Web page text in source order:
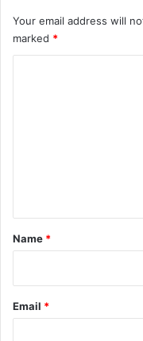
Your email address will
marked *
*
Name *
Email *